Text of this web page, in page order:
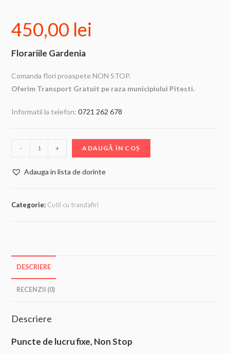
450,00 lei
Florariile Gardenia
Comanda flori proaspete NON STOP.
Oferim Transport Gratuit pe raza municipiului Pitesti.
Informatii la telefon:0721 262 678
- + ADAUGĂ ÎN COȘ
Adauga in lista de dorinte
Categorie: Cutii cu trandafiri
DESCRIERE
RECENZII (0)
Descriere
Puncte de lucru fixe, Non Stop